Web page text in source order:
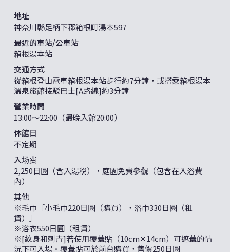
地址
神奈川縣足柄下郡箱根町湯本597
最近的車站/公車站
箱根湯本站
交通方式
從箱根登山電車箱根湯本站步行約7分鐘，或搭乘箱根湯本
溫泉旅館接駁巴士[A路線]約3分鐘
營業時間
13:00〜22:00（最晚入館20:00）
休館日
不定期
入场费
2,250日圓（含入湯稅），庭園免費參觀（包含在入浴費
內）
其他
※毛巾［小毛巾220日圓（購買），浴巾330日圓（租
賃）］
※浴衣550日圓（租賃）
※[紋身和刺青]若使用覆蓋貼（10cm✕14cm）可遮蓋的情
況下可入場。覆蓋貼可於前台購買，售價250日圓